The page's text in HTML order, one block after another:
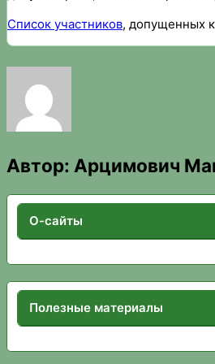
Список участников, допущенных
Автор: Арцимович
О-сайты
Полезные материалы